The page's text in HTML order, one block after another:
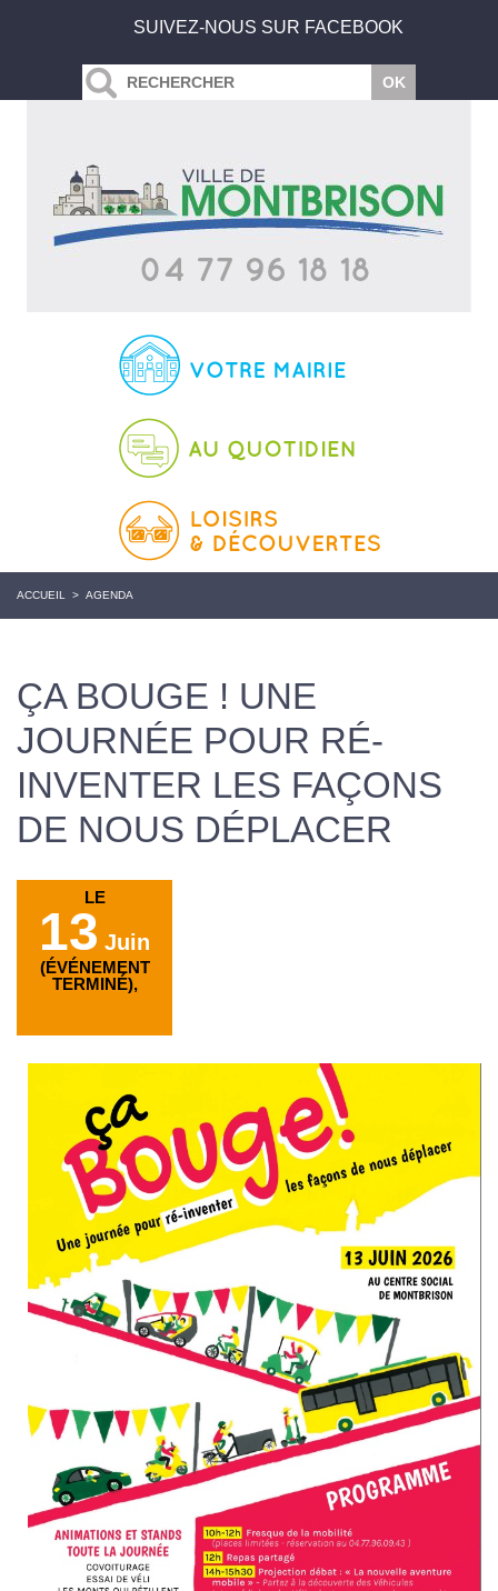
SUIVEZ-NOUS SUR FACEBOOK
ACCUEIL > AGENDA
ÇA BOUGE ! UNE
JOURNÉE POUR RÉ-
INVENTER LES FAÇONS
DE NOUS DÉPLACER
LE
13 Juin
(ÉVÉNEMENT
TERMINÉ),